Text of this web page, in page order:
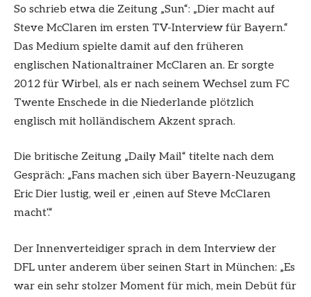
So schrieb etwa die Zeitung „Sun“: „Dier macht auf
Steve McClaren im ersten TV-Interview für Bayern.“
Das Medium spielte damit auf den früheren
englischen Nationaltrainer McClaren an. Er sorgte
2012 für Wirbel, als er nach seinem Wechsel zum FC
Twente Enschede in die Niederlande plötzlich
englisch mit holländischem Akzent sprach.
Die britische Zeitung „Daily Mail“ titelte nach dem
Gespräch: „Fans machen sich über Bayern-Neuzugang
Eric Dier lustig, weil er ‚einen auf Steve McClaren
macht‘.“
Der Innenverteidiger sprach in dem Interview der
DFL unter anderem über seinen Start in München: „Es
war ein sehr stolzer Moment für mich, mein Debüt für